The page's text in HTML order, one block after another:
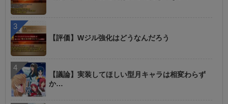
【評価】Wジル強化はどうなんだろう
【議論】実装してほしい型月キャラは相変わらず
か…